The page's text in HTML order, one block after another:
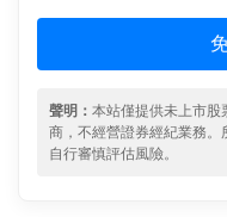
聲明： 本站僅提供未上市股
商，不經營證券經紀業務
自行審慎評估風險。